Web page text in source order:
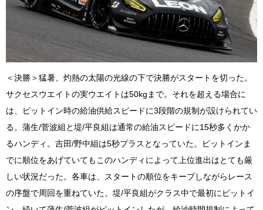
＜決勝＞猛暑、灼熱の太陽の光線の下で決勝がスタートを切った。
サクセスウエイトの実ウエイトは50kgまで。それを超える場合に
は、ピットイン時の給油供給スピードに3段階の規制が設けられてい
る。蒲生/菅波組と堤/平良組は通常の給油スピードに15秒多くかか
るハンディ。吉田/野中組は5秒プラスとなっていた。ピットインま
でに順位をあげていてもこのハンディによって上位進出はとても厳
しい状況だった。各車は、スタートの順位をキープしながらレース
の序盤で周回を重ねていた。堤/平良組がクラス中で最初にピットイ